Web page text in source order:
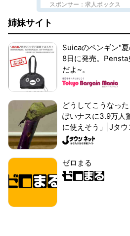
スポンサー：求人ボックス
姉妹サイト
Suicaのペンギン"
8日に発売。Pensta
だよ~。
どうしてこうなっ
ぽいナスに3.9万人
に使えそう」|Jタウ
ゼロまる